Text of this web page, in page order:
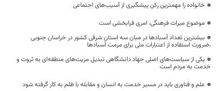
خانواده را مهمترین رکن پیشگیری از آسیب‌های اجتماعی
موضوع میراث فرهنگی، امری فرابخشی است
بیشترین تعداد آسبادها در میان سه استان شرقی کشور در خراسان جنوبی
،ضرورت استفاده از اعتبارات ملی برای مرمت آسبادها
یکی از سیاست‌های اصلی جهاد دانشگاهی تبدیل مزیت‌های منطقه‌ای به ثروت و
خدمت به مردم است
علم و فناوری باید در مسیر خدمت به انسان و مقابله با ظلم به کار گرفته شود